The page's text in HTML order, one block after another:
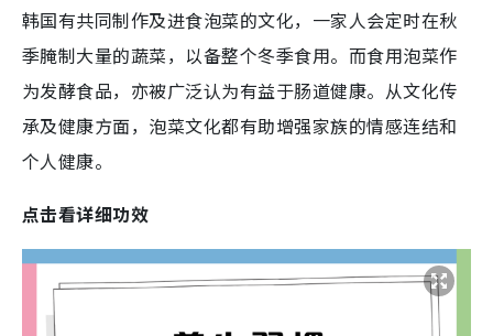
韩国有共同制作及进食泡菜的文化，一家人会定时在秋
季腌制大量的蔬菜，以备整个冬季食用。而食用泡菜作
为发酵食品，亦被广泛认为有益于肠道健康。从文化传
承及健康方面，泡菜文化都有助增强家族的情感连结和
个人健康。
点击看详细功效